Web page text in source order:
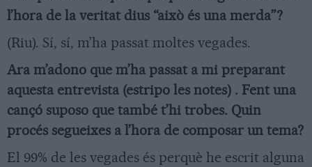
l’hora de la veritat dius “això és una merda”?
(Riu). Sí, sí, m’ha passat moltes vegades.
Ara m’adono que m’ha passat a mi preparant
aquesta entrevista (estripo les notes) . Fent una
cançó suposo que també t’hi trobes. Quin
procés segueixes a l’hora de composar un tema?
El 99% de les vegades és perquè he escrit alguna